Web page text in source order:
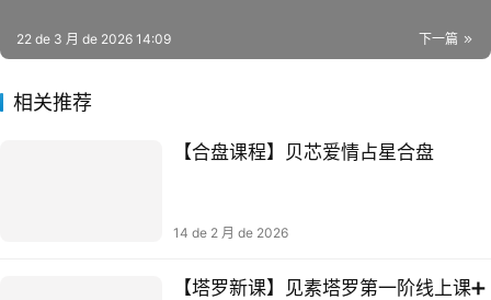
下一篇
22 de 3 月 de 2026 14:09
相关推荐
【合盘课程】贝芯爱情占星合盘
14 de 2 月 de 2026
【塔罗新课】见素塔罗第一阶线上课➕